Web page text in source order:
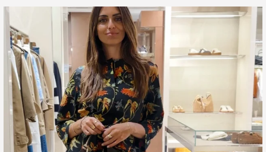
🍃 Entriamo da Dev in @galleriacavour1959 a...
39 2